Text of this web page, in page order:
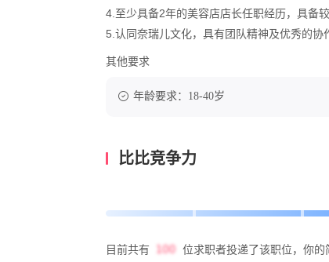
4.至少具备2年的美容店店长任职经历，具备
5.认同奈瑞儿文化，具有团队精神及优秀的协
其他要求
年龄要求：18-40岁
比比竞争力
目前共有 位求职者投递了该职位，你的